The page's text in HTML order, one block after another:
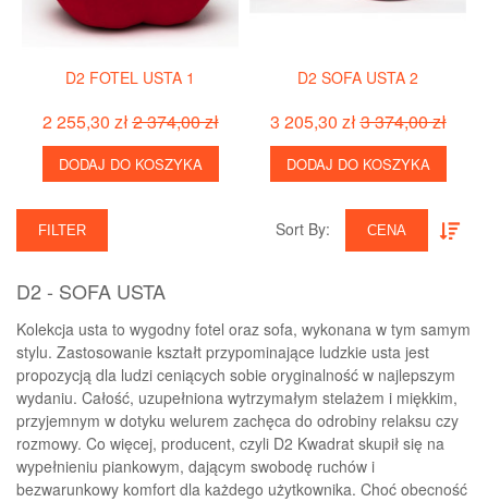
D2 FOTEL USTA 1
2 255,30 zł2 374,00 zł
DODAJ DO KOSZYKA
D2 SOFA USTA 2
3 205,30 zł3 374,00 zł
DODAJ DO KOSZYKA
FILTER Sort By:‎ CENA
D2 - SOFA USTA
Kolekcja usta to wygodny fotel oraz sofa, wykonana w tym samym
stylu. Zastosowanie kształt przypominające ludzkie usta jest
propozycją dla ludzi ceniących sobie oryginalność w najlepszym
wydaniu. Całość, uzupełniona wytrzymałym stelażem i miękkim,
przyjemnym w dotyku welurem zachęca do odrobiny relaksu czy
rozmowy. Co więcej, producent, czyli D2 Kwadrat skupił się na
wypełnieniu piankowym, dającym swobodę ruchów i
bezwarunkowy komfort dla każdego użytkownika. Choć obecność